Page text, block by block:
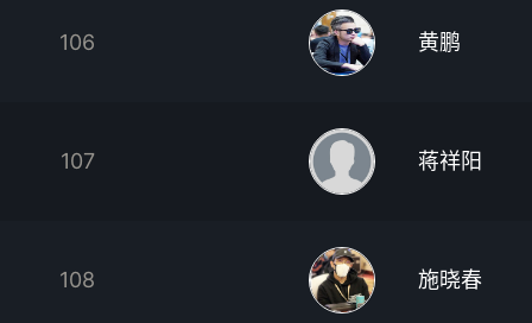
106 黄鹏
107 蒋祥阳
108 施晓春